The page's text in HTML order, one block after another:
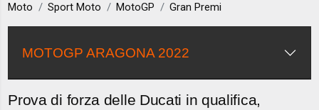
Moto Sport Moto MotoGP Gran Premi
MOTOGP ARAGONA 2022
Prova di forza delle Ducati in qualifica,